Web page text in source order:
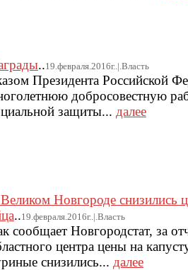
..19.февраля.2016г..|.Власть
Президента Российской
добросовестную
защиты... далее
Новгороде снизились
..19.февраля.2016г..|.Власть
сообщает Новгородстат, за
центра цены на
снизились... далее